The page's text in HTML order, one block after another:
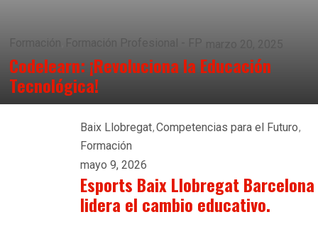
Formación Formación Profesional - FP marzo 20, 2025
Codelearn: ¡Revoluciona la Educación
Tecnológica!
Baix Llobregat Competencias para el Futuro
Formación
mayo 9, 2026
Esports Baix Llobregat Barcelona
lidera el cambio educativo.